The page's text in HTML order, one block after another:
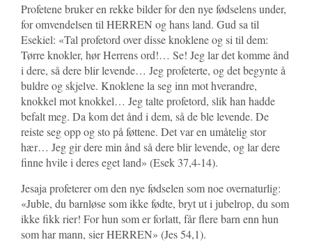
Profetene bruker en rekke bilder for den nye fødselens under,
for omvendelsen til HERREN og hans land. Gud sa til
Esekiel: «Tal profetord over disse knoklene og si til dem:
Tørre knokler, hør Herrens ord!… Se! Jeg lar det komme ånd
i dere, så dere blir levende… Jeg profeterte, og det begynte å
buldre og skjelve. Knoklene la seg inn mot hverandre,
knokkel mot knokkel… Jeg talte profetord, slik han hadde
befalt meg. Da kom det ånd i dem, så de ble levende. De
reiste seg opp og sto på føttene. Det var en umåtelig stor
hær… Jeg gir dere min ånd så dere blir levende, og lar dere
finne hvile i deres eget land» (Esek 37,4-14).
Jesaja profeterer om den nye fødselen som noe overnaturlig:
«Juble, du barnløse som ikke fødte, bryt ut i jubelrop, du som
ikke fikk rier! For hun som er forlatt, får flere barn enn hun
som har mann, sier HERREN» (Jes 54,1).